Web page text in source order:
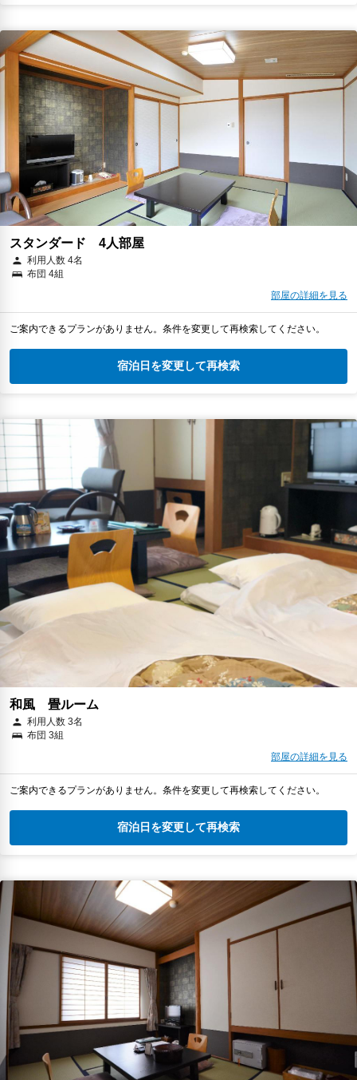
スタンダード 4人部屋
利用人数 4名
布団 4組
部屋の詳細を見る
ご案内できるプランがありません。条件を変更して再検索してください。
宿泊日を変更して再検索
和風 畳ルーム
利用人数 3名
布団 3組
部屋の詳細を見る
ご案内できるプランがありません。条件を変更して再検索してください。
宿泊日を変更して再検索